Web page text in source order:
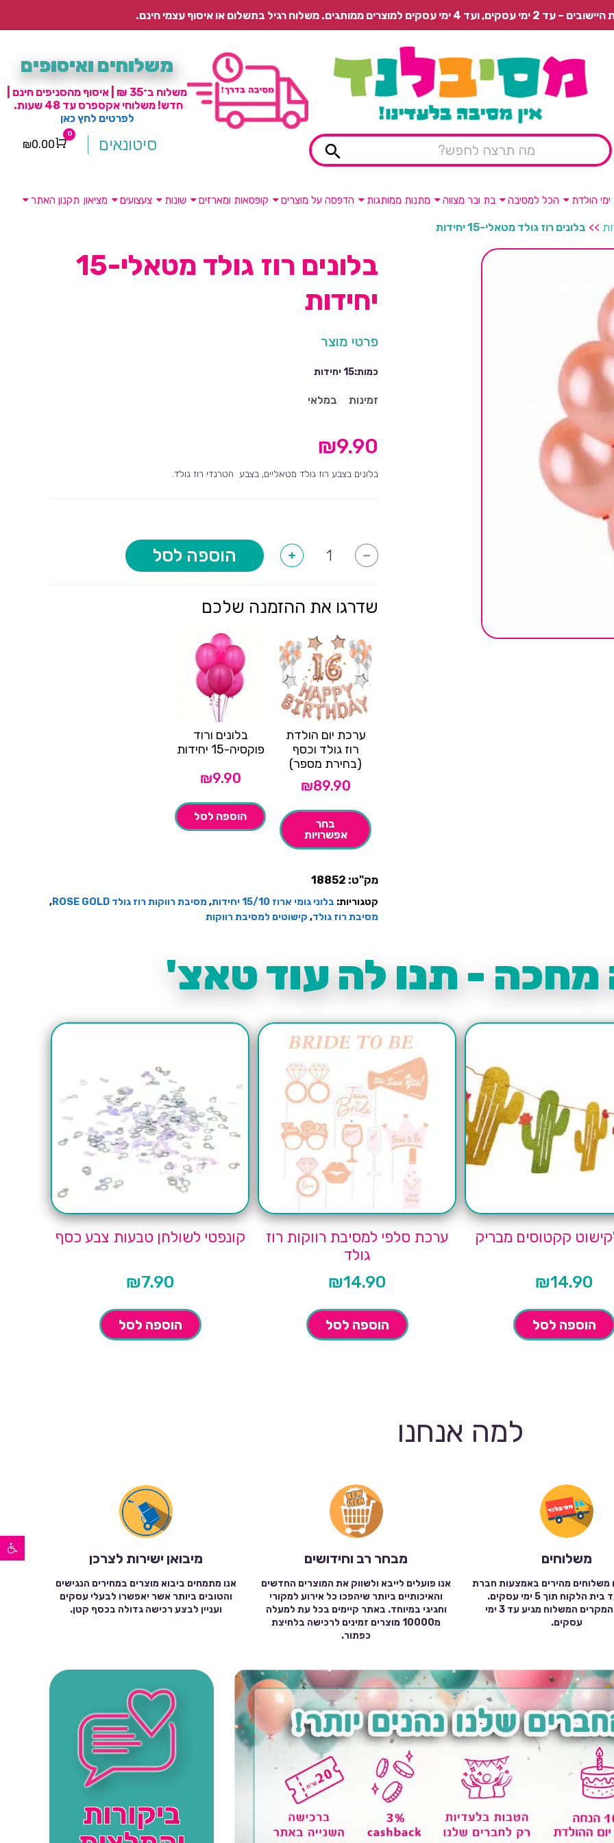
פתח סרגל נגישות
רגיל בתשלום או איסוף עצמי חינם.
משלוחים ואיסופים
משלוח ב־35 ₪ | איסוף מהסניפים חינם |
חדש! משלוחי אקספרס עד 48 שעות.
לפרטים לחץ כאן
סיטונאים Cart
0
₪0.00
ימי הולדת הכל למסיבה בת ובר מצווה מתנות ממותגות הדפסה על מוצרים קופסאות ומארזים שונות צעצועים מציאון תקנון האתר
>> בלונים רוז גולד מטאלי-15 יחידות
בלונים רוז גולד מטאלי-15
יחידות
פרטי מוצר
כמות:15 יחידות
זמינות במלאי
₪9.90
בלונים בצבע רוז גולד מטאליים, בצבע הטרנדי רוז גולד.
-
של
מטאלי-15
יחידות
+ הוספה לסל
שדרגו את ההזמנה שלכם
ערכת יום הולדת
רוז גולד וכסף
(בחירת מספר)
₪89.90
בחר
אפשרויות
בלונים ורוד
פוקסיה-15 יחידות
₪9.90
הוספה לסל
מק"ט: 18852
קטגוריות: בלוני גומי ארוז 15/10 יחידות ,מסיבת רווקות רוז גולד ROSE GOLD
,
מסיבת רוז גולד, קישוטים למסיבת רווקות
- תנו לה עוד טאצ'
קקטוסים מבריק
₪14.90
הוספה לסל
ערכת סלפי למסיבת רווקות רוז
גולד
₪14.90
הוספה לסל
קונפטי לשולחן טבעות צבע כסף
₪7.90
הוספה לסל
למה אנחנו
משלוחים
משלוחים מהירים באמצעות חברת
שילוח עד בית הלקוח תוך 5 ימי עסקים.
במרבית המקרים המשלוח מגיע עד 3 ימי
עסקים.
מבחר רב וחידושים
אנו פועלים לייבא ולשווק את המוצרים החדשים
והאיכותיים ביותר שיהפכו כל אירוע למקורי
וחגיגי במיוחד. באתר קיימים בכל עת למעלה
מ10000 מוצרים זמינים לרכישה בלחיצת
כפתור.
מיבואן ישירות לצרכן
אנו מתמחים ביבוא מוצרים במחירים הנגישים
והטובים ביותר אשר יאפשרו לבעלי עסקים
ועניין לבצע רכישה גדולה בכסף קטן.
ביקורות